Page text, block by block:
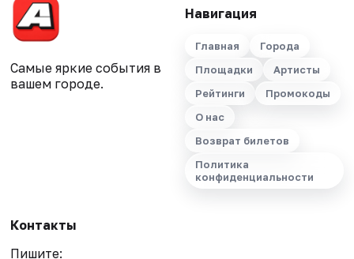
Самые яркие события в
вашем городе.
Навигация
Главная
Города
Площадки
Артисты
Рейтинги
Промокоды
О нас
Возврат билетов
Политика
конфиденциальности
Контакты
Пишите: